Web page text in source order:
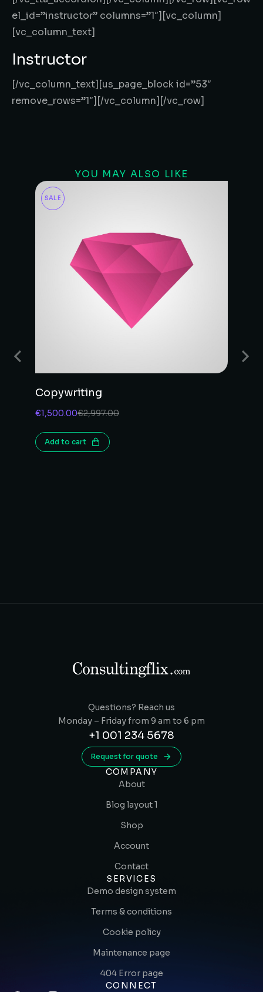
el_id=”instructor” columns=”1″][vc_column]
[vc_column_text]
Instructor
[/vc_column_text][us_page_block id=”53″
remove_rows=”1″][/vc_column][/vc_row]
YOU MAY ALSO LIKE
SALE
Copywriting
€2,997.00
€1,500.00
Add to cart
Questions? Reach us
Monday – Friday from 9 am to 6 pm
+1 001 234 5678
Request for quote
COMPANY
About
Blog layout 1
Shop
Account
Contact
SERVICES
Demo design system
Terms & conditions
Cookie policy
Maintenance page
404 Error page
CONNECT